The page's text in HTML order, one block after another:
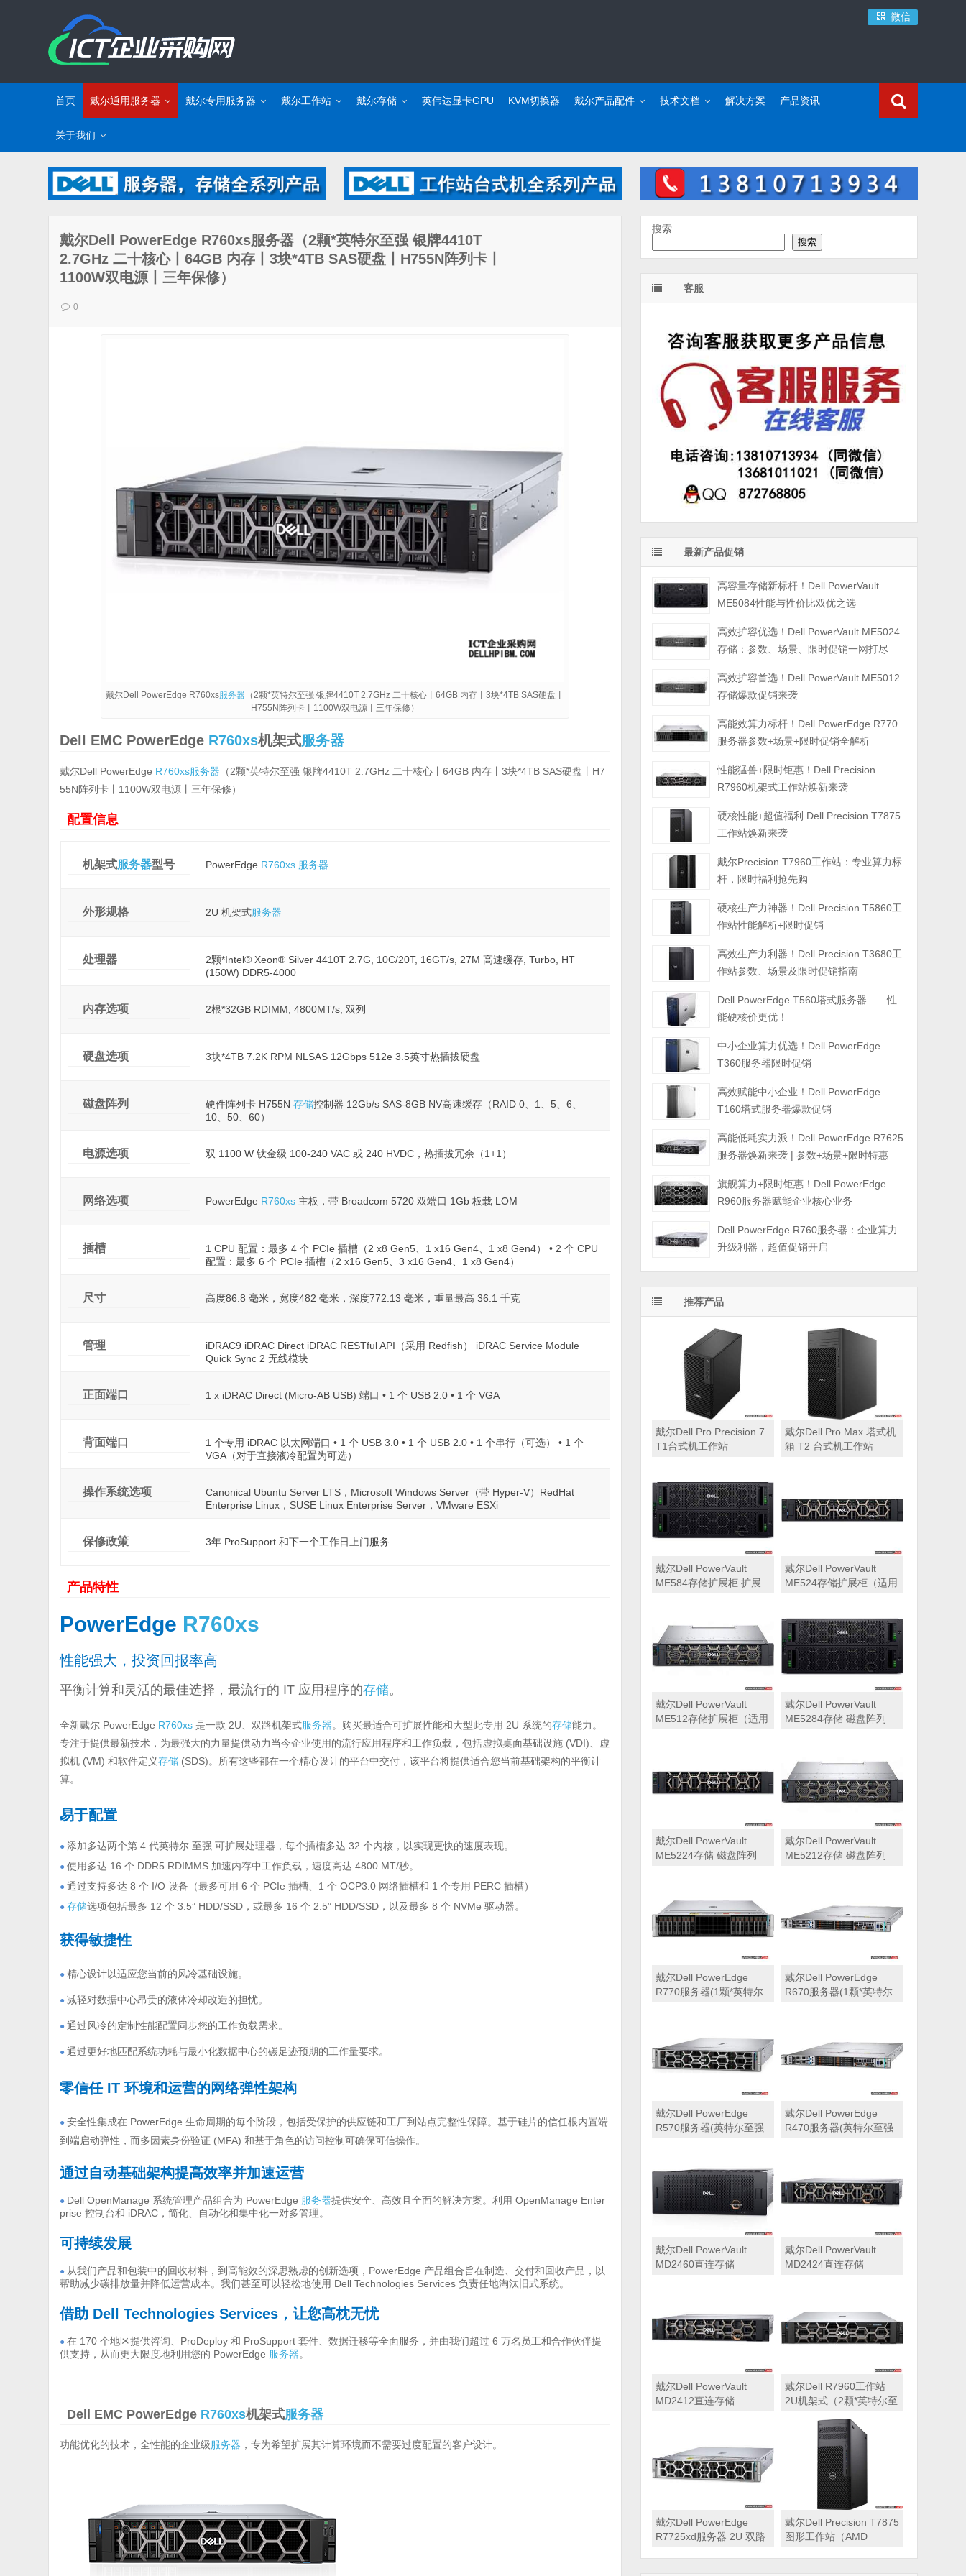
微信
首页 戴尔通用服务器 戴尔专用服务器 戴尔工作站 戴尔存储 英伟达显卡GPU KVM切换器 戴尔产品配件 技术文档 解决方案 产品资讯
关于我们
戴尔Dell PowerEdge R760xs服务器（2颗*英特尔至强 银牌4410T
2.7GHz 二十核心丨64GB 内存丨3块*4TB SAS硬盘丨H755N阵列卡丨
1100W双电源丨三年保修）
0
戴尔Dell PowerEdge R760xs服务器 （2颗*英特尔至强 银牌4410T 2.7GHz 二十核心丨64GB 内存丨3块*4TB SAS硬盘丨
H755N阵列卡丨1100W双电源丨三年保修）
Dell EMC PowerEdge R760xs机架式服务器
戴尔Dell PowerEdge R760xs服务器 （2颗*英特尔至强 银牌4410T 2.7GHz 二十核心丨64GB 内存丨3块*4TB SAS硬盘丨H7
55N阵列卡丨1100W双电源丨三年保修）
配置信息
机架式服务器型号 PowerEdge R760xs 服务器
外形规格 2U 机架式服务器
处理器
2颗*Intel® Xeon® Silver 4410T 2.7G, 10C/20T, 16GT/s, 27M 高速缓存, Turbo, HT
(150W) DDR5-4000
内存选项 2根*32GB RDIMM, 4800MT/s, 双列
硬盘选项 3块*4TB 7.2K RPM NLSAS 12Gbps 512e 3.5英寸热插拔硬盘
磁盘阵列 硬件阵列卡 H755N 存储控制器 12Gb/s SAS-8GB NV高速缓存（RAID 0、1、5、6、
10、50、60）
电源选项 双 1100 W 钛金级 100-240 VAC 或 240 HVDC，热插拔冗余（1+1）
网络选项 PowerEdge R760xs主板，带 Broadcom 5720 双端口 1Gb 板载 LOM
插槽
1 CPU 配置：最多 4 个 PCIe 插槽（2 x8 Gen5、1 x16 Gen4、1 x8 Gen4） • 2 个 CPU
配置：最多 6 个 PCIe 插槽（2 x16 Gen5、3 x16 Gen4、1 x8 Gen4）
尺寸 高度86.8 毫米，宽度482 毫米，深度772.13 毫米，重量最高 36.1 千克
管理
iDRAC9 iDRAC Direct iDRAC RESTful API（采用 Redfish） iDRAC Service Module
Quick Sync 2 无线模块
正面端口 1 x iDRAC Direct (Micro-AB USB) 端口 • 1 个 USB 2.0 • 1 个 VGA
背面端口
1 个专用 iDRAC 以太网端口 • 1 个 USB 3.0 • 1 个 USB 2.0 • 1 个串行（可选） • 1 个
VGA（对于直接液冷配置为可选）
操作系统选项
Canonical Ubuntu Server LTS，Microsoft Windows Server（带 Hyper-V）RedHat
Enterprise Linux，SUSE Linux Enterprise Server，VMware ESXi
保修政策 3年 ProSupport 和下一个工作日上门服务
产品特性
PowerEdge R760xs
性能强大，投资回报率高
平衡计算和灵活的最佳选择，最流行的 IT 应用程序的存储。
全新戴尔 PowerEdge R760xs 是一款 2U、双路机架式服务器。购买最适合可扩展性能和大型此专用 2U 系统的存储能力。
专注于提供最新技术，为最强大的力量提供动力当今企业使用的流行应用程序和工作负载，包括虚拟桌面基础设施 (VDI)、虚
拟机 (VM) 和软件定义存储 (SDS)。所有这些都在一个精心设计的平台中交付，该平台将提供适合您当前基础架构的平衡计
算。
易于配置
●添加多达两个第 4 代英特尔 至强 可扩展处理器，每个插槽多达 32 个内核，以实现更快的速度表现。
●使用多达 16 个 DDR5 RDIMMS 加速内存中工作负载，速度高达 4800 MT/秒。
●通过支持多达 8 个 I/O 设备（最多可用 6 个 PCIe 插槽、1 个 OCP3.0 网络插槽和 1 个专用 PERC 插槽）
●存储选项包括最多 12 个 3.5” HDD/SSD，或最多 16 个 2.5” HDD/SSD，以及最多 8 个 NVMe 驱动器。
获得敏捷性
●精心设计以适应您当前的风冷基础设施。
●减轻对数据中心昂贵的液体冷却改造的担忧。
●通过风冷的定制性能配置同步您的工作负载需求。
●通过更好地匹配系统功耗与最小化数据中心的碳足迹预期的工作量要求。
零信任 IT 环境和运营的网络弹性架构
●安全性集成在 PowerEdge 生命周期的每个阶段，包括受保护的供应链和工厂到站点完整性保障。基于硅片的信任根内置端
到端启动弹性，而多因素身份验证 (MFA) 和基于角色的访问控制可确保可信操作。
通过自动基础架构提高效率并加速运营
● Dell OpenManage 系统管理产品组合为 PowerEdge 服务器提供安全、高效且全面的解决方案。利用 OpenManage Enter
prise 控制台和 iDRAC，简化、自动化和集中化一对多管理。
可持续发展
● 从我们产品和包装中的回收材料，到高能效的深思熟虑的创新选项，PowerEdge 产品组合旨在制造、交付和回收产品，以
帮助减少碳排放量并降低运营成本。我们甚至可以轻松地使用 Dell Technologies Services 负责任地淘汰旧式系统。
借助 Dell Technologies Services，让您高枕无忧
●在 170 个地区提供咨询、ProDeploy 和 ProSupport 套件、数据迁移等全面服务，并由我们超过 6 万名员工和合作伙伴提
供支持，从而更大限度地利用您的 PowerEdge 服务器。
Dell EMC PowerEdge R760xs机架式服务器
功能优化的技术，全性能的企业级服务器 ，专为希望扩展其计算环境而不需要过度配置的客户设计。
搜索
搜索
客服
最新产品促销
高容量存储新标杆！Dell PowerVault
ME5084性能与性价比双优之选
高效扩容优选！Dell PowerVault ME5024
存储：参数、场景、限时促销一网打尽
高效扩容首选！Dell PowerVault ME5012
存储爆款促销来袭
高能效算力标杆！Dell PowerEdge R770
服务器参数+场景+限时促销全解析
性能猛兽+限时钜惠！Dell Precision
R7960机架式工作站焕新来袭
硬核性能+超值福利 Dell Precision T7875
工作站焕新来袭
戴尔Precision T7960工作站：专业算力标
杆，限时福利抢先购
硬核生产力神器！Dell Precision T5860工
作站性能解析+限时促销
高效生产力利器！Dell Precision T3680工
作站参数、场景及限时促销指南
Dell PowerEdge T560塔式服务器——性
能硬核价更优！
中小企业算力优选！Dell PowerEdge
T360服务器限时促销
高效赋能中小企业！Dell PowerEdge
T160塔式服务器爆款促销
高能低耗实力派！Dell PowerEdge R7625
服务器焕新来袭 | 参数+场景+限时特惠
旗舰算力+限时钜惠！Dell PowerEdge
R960服务器赋能企业核心业务
Dell PowerEdge R760服务器：企业算力
升级利器，超值促销开启
推荐产品
戴尔Dell Pro Precision 7
T1台式机工作站
戴尔Dell Pro Max 塔式机
箱 T2 台式机工作站
戴尔Dell PowerVault
ME584存储扩展柜 扩展
ME5224，ME5284等主
存储扩展）
戴尔Dell PowerVault
ME524存储扩展柜（适用
戴尔Dell PowerVault
ME512存储扩展柜（适用
戴尔Dell PowerVault
ME5284存储 磁盘阵列
戴尔Dell PowerVault
ME5224存储 磁盘阵列
戴尔Dell PowerVault
ME5212存储 磁盘阵列
戴尔Dell PowerEdge
R770服务器(1颗*英特尔
PERC H965i阵列卡丨
800W双电源丨三年保修)
戴尔Dell PowerEdge
R670服务器(1颗*英特尔
PERC H965i阵列卡丨
800W双电源丨三年保修)
戴尔Dell PowerEdge
R570服务器(英特尔至强
SSD固态硬盘丨PERC
H965i阵列卡丨800W双电
源丨三年保修)
戴尔Dell PowerEdge
R470服务器(英特尔至强
H965i阵列卡丨800W双电
源丨三年保修)
戴尔Dell PowerVault
MD2460直连存储
戴尔Dell PowerVault
MD2424直连存储
戴尔Dell PowerVault
MD2412直连存储
戴尔Dell R7960工作站
2U机架式（2颗*英特尔至
十四核心丨256GB 内存
丨1T固态硬盘+2块*8TB
硬盘丨2*RTX A6000
48GB显卡丨2400W双电
源丨三年质保）
戴尔Dell PowerEdge
R7725xd服务器 2U 双路
戴尔Dell Precision T7875
图形工作站（AMD